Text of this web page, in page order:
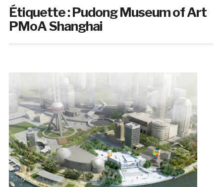
Étiquette :Pudong Museum of Art
PMoA Shanghai